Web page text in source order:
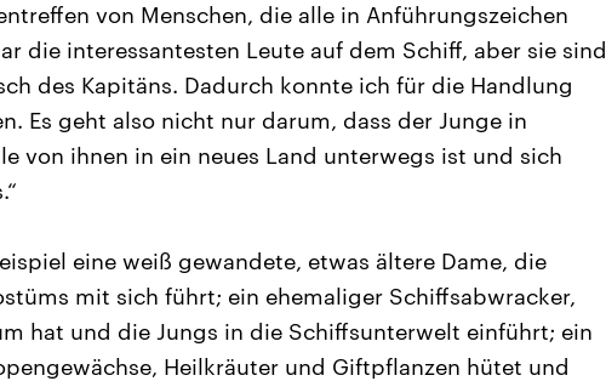
von Menschen, die alle in Anführungszeichen
die interessantesten Leute auf dem Schiff, aber sie sind
des Kapitäns. Dadurch konnte ich für die Handlung
Es geht also nicht nur darum, dass der Junge in
von ihnen in ein neues Land unterwegs ist und sich
eine weiß gewandete, etwas ältere Dame, die
mit sich führt; ein ehemaliger Schiffsabwracker,
hat und die Jungs in die Schiffsunterwelt einführt; ein
Heilkräuter und Giftpflanzen hütet und